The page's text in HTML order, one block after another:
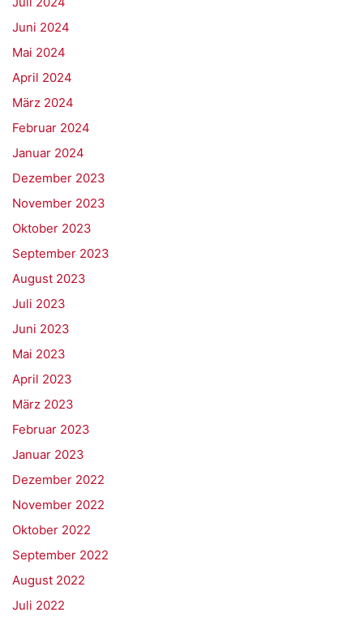
Juni 2024
Mai 2024
April 2024
März 2024
Februar 2024
Januar 2024
Dezember 2023
November 2023
Oktober 2023
September 2023
August 2023
Juli 2023
Juni 2023
Mai 2023
April 2023
März 2023
Februar 2023
Januar 2023
Dezember 2022
November 2022
Oktober 2022
September 2022
August 2022
Juli 2022